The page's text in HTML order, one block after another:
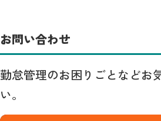
お問い合わせ
勤怠管理のお困りごとなどお
い。